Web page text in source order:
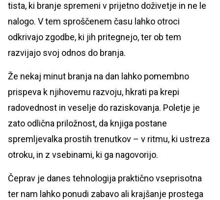
tista, ki branje spremeni v prijetno doživetje in ne le
nalogo. V tem sproščenem času lahko otroci
odkrivajo zgodbe, ki jih pritegnejo, ter ob tem
razvijajo svoj odnos do branja.
Že nekaj minut branja na dan lahko pomembno
prispeva k njihovemu razvoju, hkrati pa krepi
radovednost in veselje do raziskovanja. Poletje je
zato odlična priložnost, da knjiga postane
spremljevalka prostih trenutkov – v ritmu, ki ustreza
otroku, in z vsebinami, ki ga nagovorijo.
Čeprav je danes tehnologija praktično vseprisotna
ter nam lahko ponudi zabavo ali krajšanje prostega